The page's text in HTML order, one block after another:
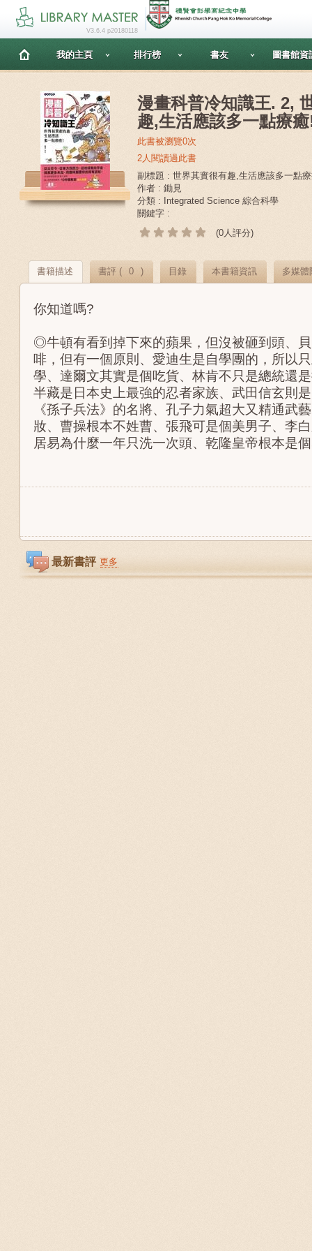
V3.6.4 p20180118
我的主頁 排行榜 書友 圖書館資
漫畫科普冷知識王. 2,
趣,生活應該多一點療
此書被瀏覽0次
2人閱讀過此書
副標題 : 世界其實很有趣,生活應該多一點
作者 : 鋤見
分類 : Integrated Science 綜合科學
關鍵字 :
(0人評分)
書籍描述 書評 ( 0 ) 目錄 本書籍資訊 多媒體
你知道嗎?
◎牛頓有看到掉下來的蘋果，但沒被砸到頭、
啡，但有一個原則、愛迪生是自學團的，所以
學、達爾文其實是個吃貨、林肯不只是總統還
半藏是日本史上最強的忍者家族、武田信玄則
《孫子兵法》的名將、孔子力氣超大又精通武
妝、曹操根本不姓曹、張飛可是個美男子、李
居易為什麼一年只洗一次頭、乾隆皇帝根本
最新書評 更多